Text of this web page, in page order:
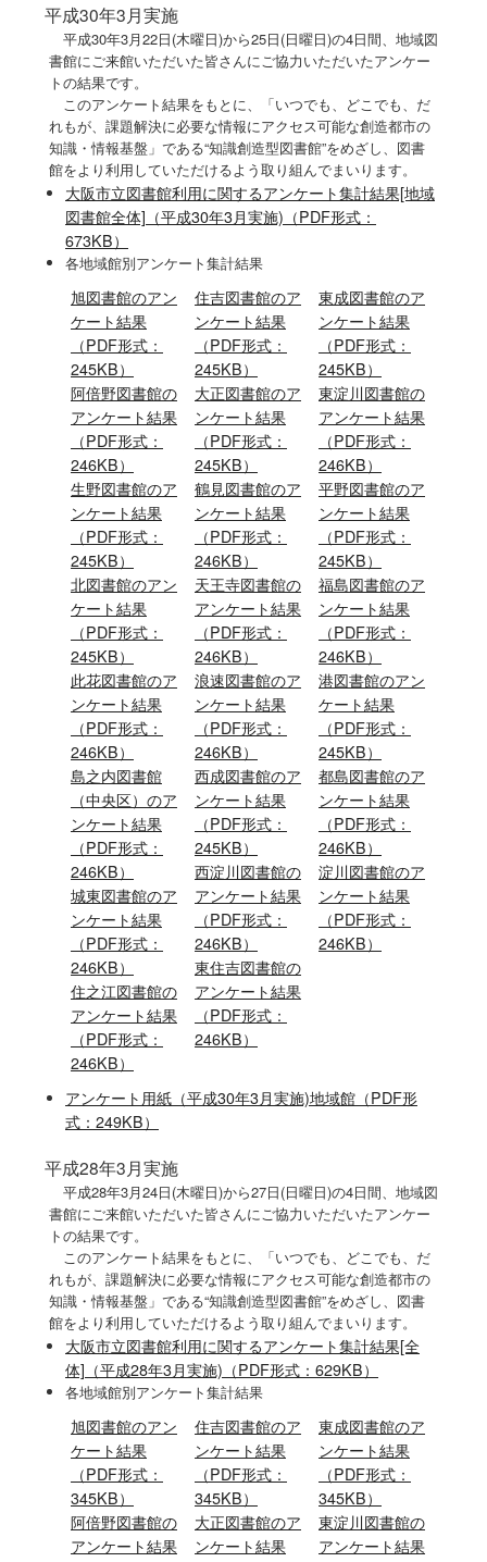
平成30年3月実施
平成30年3月22日(木曜日)から25日(日曜日)の4日間、地域図
書館にご来館いただいた皆さんにご協力いただいたアンケー
トの結果です。
このアンケート結果をもとに、「いつでも、どこでも、だ
れもが、課題解決に必要な情報にアクセス可能な創造都市の
知識・情報基盤」である“知識創造型図書館”をめざし、図書
館をより利用していただけるよう取り組んでまいります。
大阪市立図書館利用に関するアンケート集計結果[地域
図書館全体]（平成30年3月実施)（PDF形式：
673KB）
各地域館別アンケート集計結果
旭図書館のアン
ケート結果
（PDF形式：
245KB）
阿倍野図書館の
アンケート結果
（PDF形式：
246KB）
生野図書館のア
ンケート結果
（PDF形式：
245KB）
北図書館のアン
ケート結果
（PDF形式：
245KB）
此花図書館のア
ンケート結果
（PDF形式：
246KB）
島之内図書館
（中央区） のア
ンケート結果
（PDF形式：
246KB）
城東図書館のア
ンケート結果
（PDF形式：
246KB）
住之江図書館の
アンケート結果
（PDF形式：
246KB）
住吉図書館のア
ンケート結果
（PDF形式：
245KB）
大正図書館のア
ンケート結果
（PDF形式：
245KB）
鶴見図書館のア
ンケート結果
（PDF形式：
246KB）
天王寺図書館の
アンケート結果
（PDF形式：
246KB）
浪速図書館のア
ンケート結果
（PDF形式：
246KB）
西成図書館のア
ンケート結果
（PDF形式：
245KB）
西淀川図書館の
アンケート結果
（PDF形式：
246KB）
東住吉図書館の
アンケート結果
（PDF形式：
246KB）
東成図書館のア
ンケート結果
（PDF形式：
245KB）
東淀川図書館の
アンケート結果
（PDF形式：
246KB）
平野図書館のア
ンケート結果
（PDF形式：
245KB）
福島図書館のア
ンケート結果
（PDF形式：
246KB）
港図書館のアン
ケート結果
（PDF形式：
245KB）
都島図書館のア
ンケート結果
（PDF形式：
246KB）
淀川図書館のア
ンケート結果
（PDF形式：
246KB）
アンケート用紙（平成30年3月実施)地域館（PDF形
式：249KB）
平成28年3月実施
平成28年3月24日(木曜日)から27日(日曜日)の4日間、地域図
書館にご来館いただいた皆さんにご協力いただいたアンケー
トの結果です。
このアンケート結果をもとに、「いつでも、どこでも、だ
れもが、課題解決に必要な情報にアクセス可能な創造都市の
知識・情報基盤」である“知識創造型図書館”をめざし、図書
館をより利用していただけるよう取り組んでまいります。
大阪市立図書館利用に関するアンケート集計結果[全
体]（平成28年3月実施)（PDF形式：629KB）
各地域館別アンケート集計結果
旭図書館のアン
ケート結果
（PDF形式：
345KB）
阿倍野図書館の
アンケート結果
住吉図書館のア
ンケート結果
（PDF形式：
345KB）
大正図書館のア
ンケート結果
東成図書館のア
ンケート結果
（PDF形式：
345KB）
東淀川図書館の
アンケート結果